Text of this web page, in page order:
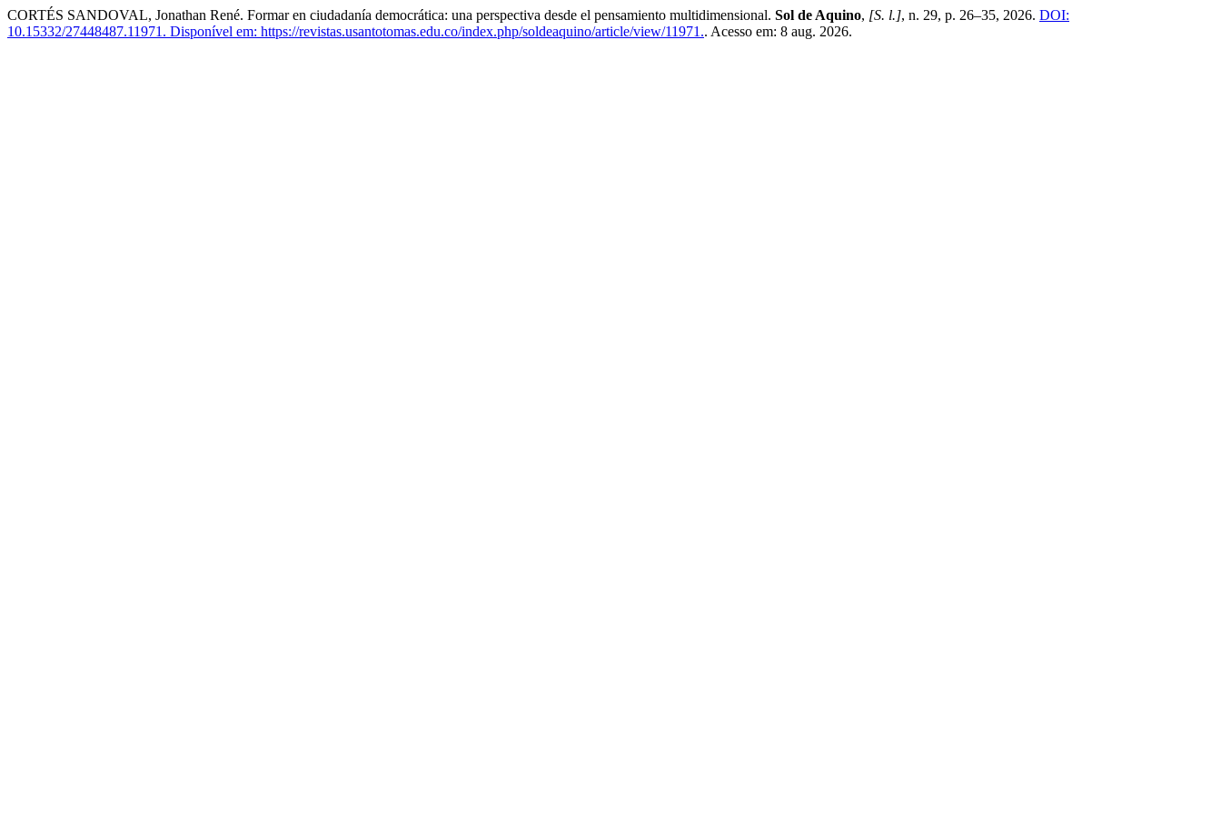
CORTÉS SANDOVAL, Jonathan René. Formar en ciudadanía democrática: una perspectiva desde el pensamiento multidimensional. Sol de Aquino, [S. l.], n. 29, p. 26–35, 2026. DOI:
10.15332/27448487.11971. Disponível em: https://revistas.usantotomas.edu.co/index.php/soldeaquino/article/view/11971.. Acesso em: 8 aug. 2026.